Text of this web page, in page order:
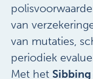
van
van mutaties,
periodiek
Met het